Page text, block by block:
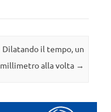
Dilatando il tempo, un
millimetro alla volta →